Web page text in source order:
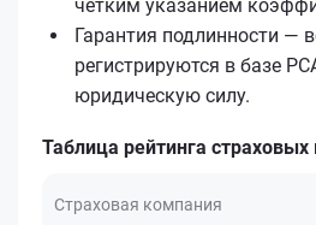
чётким указанием
Гарантия подлинности —
регистрируются в базе
юридическую силу.
Таблица рейтинга
Страховая компания